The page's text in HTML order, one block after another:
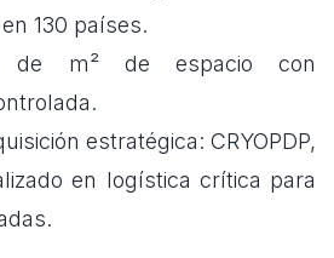
130 países.
de m² de espacio con
estratégica: CRYOPDP,
en logística crítica para